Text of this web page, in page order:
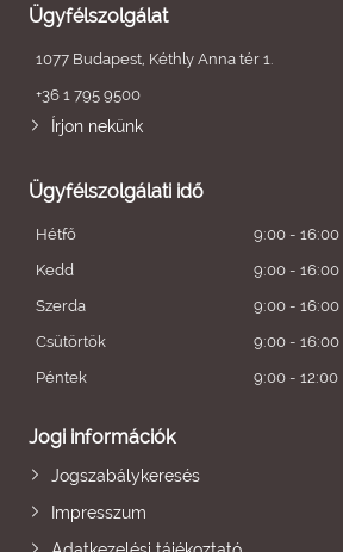
Ügyfélszolgálat
1077 Budapest, Kéthly Anna tér 1.
+36 1 795 9500
Írjon nekünk
Ügyfélszolgálati idő
Hétfő
9:00 - 16:00
Kedd
9:00 - 16:00
Szerda
9:00 - 16:00
Csütörtök
9:00 - 16:00
Péntek
9:00 - 12:00
Jogi információk
Jogszabálykeresés
Impresszum